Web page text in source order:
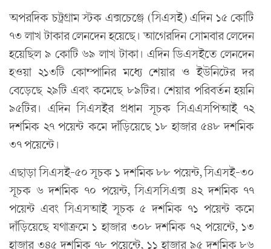
অপরদিক চট্রগ্রাম স্টক এক্সচেঞ্জে (সিএসই) এদিন ১৫ কোটি
৭৩ লাখ টাকার লেনদেন হয়েছে। আগেরদিন সোমবার লেদেন
হয়েছিল ৯ কোটি ৬৯ লাখ টাকা। এদিন ডিএসইতে লেনদেন
হওয়া ২১৩টি কোম্পানির মধ্যে শেয়ার ও ইউনিটের দর
বেড়েছে ২৯টি এবং কমেছে ৮৯টির। শেয়ার পরিবর্তন হয়নি
৯৫টির। এদিন সিএসইর প্রধান সূচক সিএএসপিআই ৭২
দশমিক ২৭ পয়েন্ট কমে দাঁড়িয়েছে ১৮ হাজার ৫৪৮ দশমিক
৩৭ পয়েন্টে।
এছাড়া সিএসই-৫০ সূচক ১ দশমিক ৮৮ পয়েন্ট, সিএসই-৩০
সূচক ৬ দশমিক ৭০ পয়েন্ট, সিএসসিএক্স ৪২ দশমিক ৭৭
পয়েন্ট এবং সিএসআই সূচক ৫ দশমিক ৭১ পয়েন্ট কমে
দাঁড়িয়েছে যথাক্রমে ১ হাজার ৩০৮ দশমিক ৭২ পয়েন্টে, ১৩
হাজার ৩৪৫ দশমিক ৭৮ পয়েন্টে, ১১ হাজার ৯৫ দশমিক ৮৬